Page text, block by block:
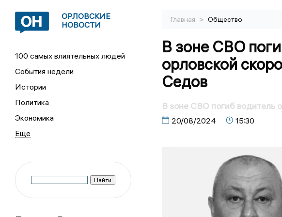
ОРЛОВСКИЕ
НОВОСТИ
100 самых влиятельных людей
События недели
Истории
Политика
Экономика
Главная > Общество
В зоне СВО
орловской
Седов
В зоне СВО погиб водитель
20/08/2024 15:30